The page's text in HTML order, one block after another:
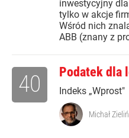
inwestycyjny
tylko w akcje
Wśród nich
ABB (znany z
Podatek dla
Indeks „Wprost"
40
Michał